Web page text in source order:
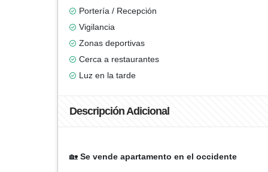
Portería / Recepción
Vigilancia
Zonas deportivas
Cerca a restaurantes
Luz en la tarde
Descripción Adicional
🏡 Se vende apartamento en el occidente